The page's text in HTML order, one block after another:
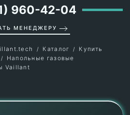
960-42-04
МЕНЕДЖЕРУ
Каталог
Купить
Напольные газовые
Vaillant